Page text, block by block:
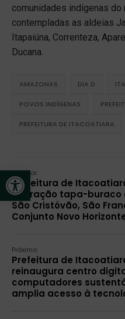
Open toolbar
comunidades indígenas do
contempladas as aldeias
Itapaiúna, Correnteza,
Ducana.
AMAZONAS DIA D
POVOS INDÍGENAS
PREFEITURA DE ITACOATIARA
Anterior:
Prefeitura de
operação tapa-buraco
São Cristóvão, São
Conjunto Novo
Próximo:
Prefeitura de
reinaugura centro
computadores
amplia acesso à